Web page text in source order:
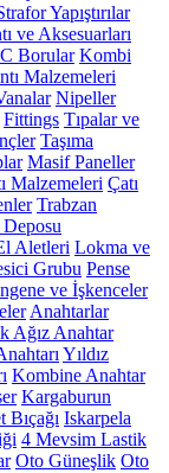
Yapıştırılar
ve Aksesuarları
Borular Kombi
Malzemeleri
Nipeller
Fittings Tıpalar ve
Taşıma
Masif Paneller
Malzemeleri Çatı
Trabzan
Deposu
Aletleri Lokma ve
Grubu Pense
ve İşkenceler
Anahtarlar
Ağız Anahtar
Yıldız
Kombine Anahtar
Kargaburun
Bıçağı Iskarpela
4 Mevsim Lastik
Oto Güneşlik Oto